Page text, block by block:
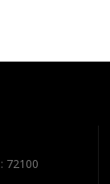
72100